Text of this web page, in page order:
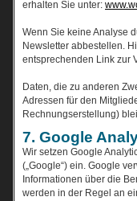
erhalten Sie unter:
Wenn Sie keine Analyse
Newsletter abbestellen.
entsprechenden Link zur
Daten, die zu anderen
Adressen für den
Rechnungserstellung)
7. Google
Wir setzen Google
(„Google“) ein. Google
Informationen über die
werden in der Regel an